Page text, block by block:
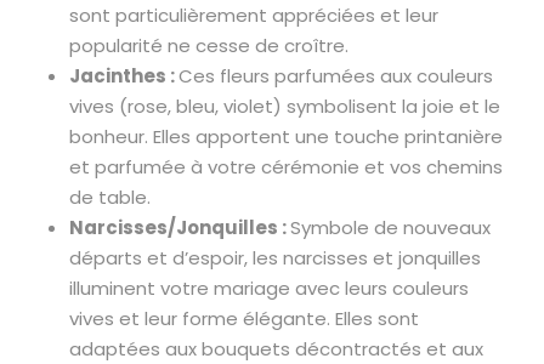
sont particulièrement appréciées et leur
popularité ne cesse de croître.
Jacinthes :Ces fleurs parfumées aux couleurs
vives (rose, bleu, violet) symbolisent la joie et le
bonheur. Elles apportent une touche printanière
et parfumée à votre cérémonie et vos chemins
de table.
Narcisses/Jonquilles :Symbole de nouveaux
départs et d’espoir, les narcisses et jonquilles
illuminent votre mariage avec leurs couleurs
vives et leur forme élégante. Elles sont
adaptées aux bouquets décontractés et aux